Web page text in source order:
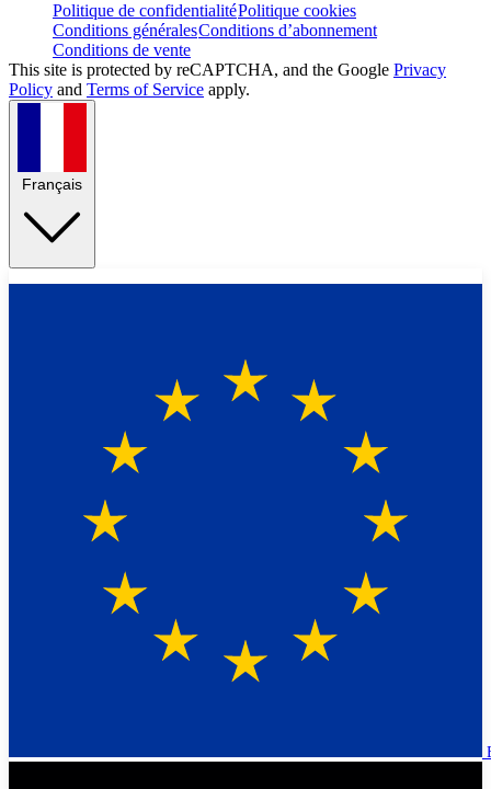
Politique de confidentialitéPolitique cookies
Conditions généralesConditions d’abonnement
Conditions de vente
This site is protected by reCAPTCHA, and the Google Privacy
Policy and Terms of Service apply.
Français